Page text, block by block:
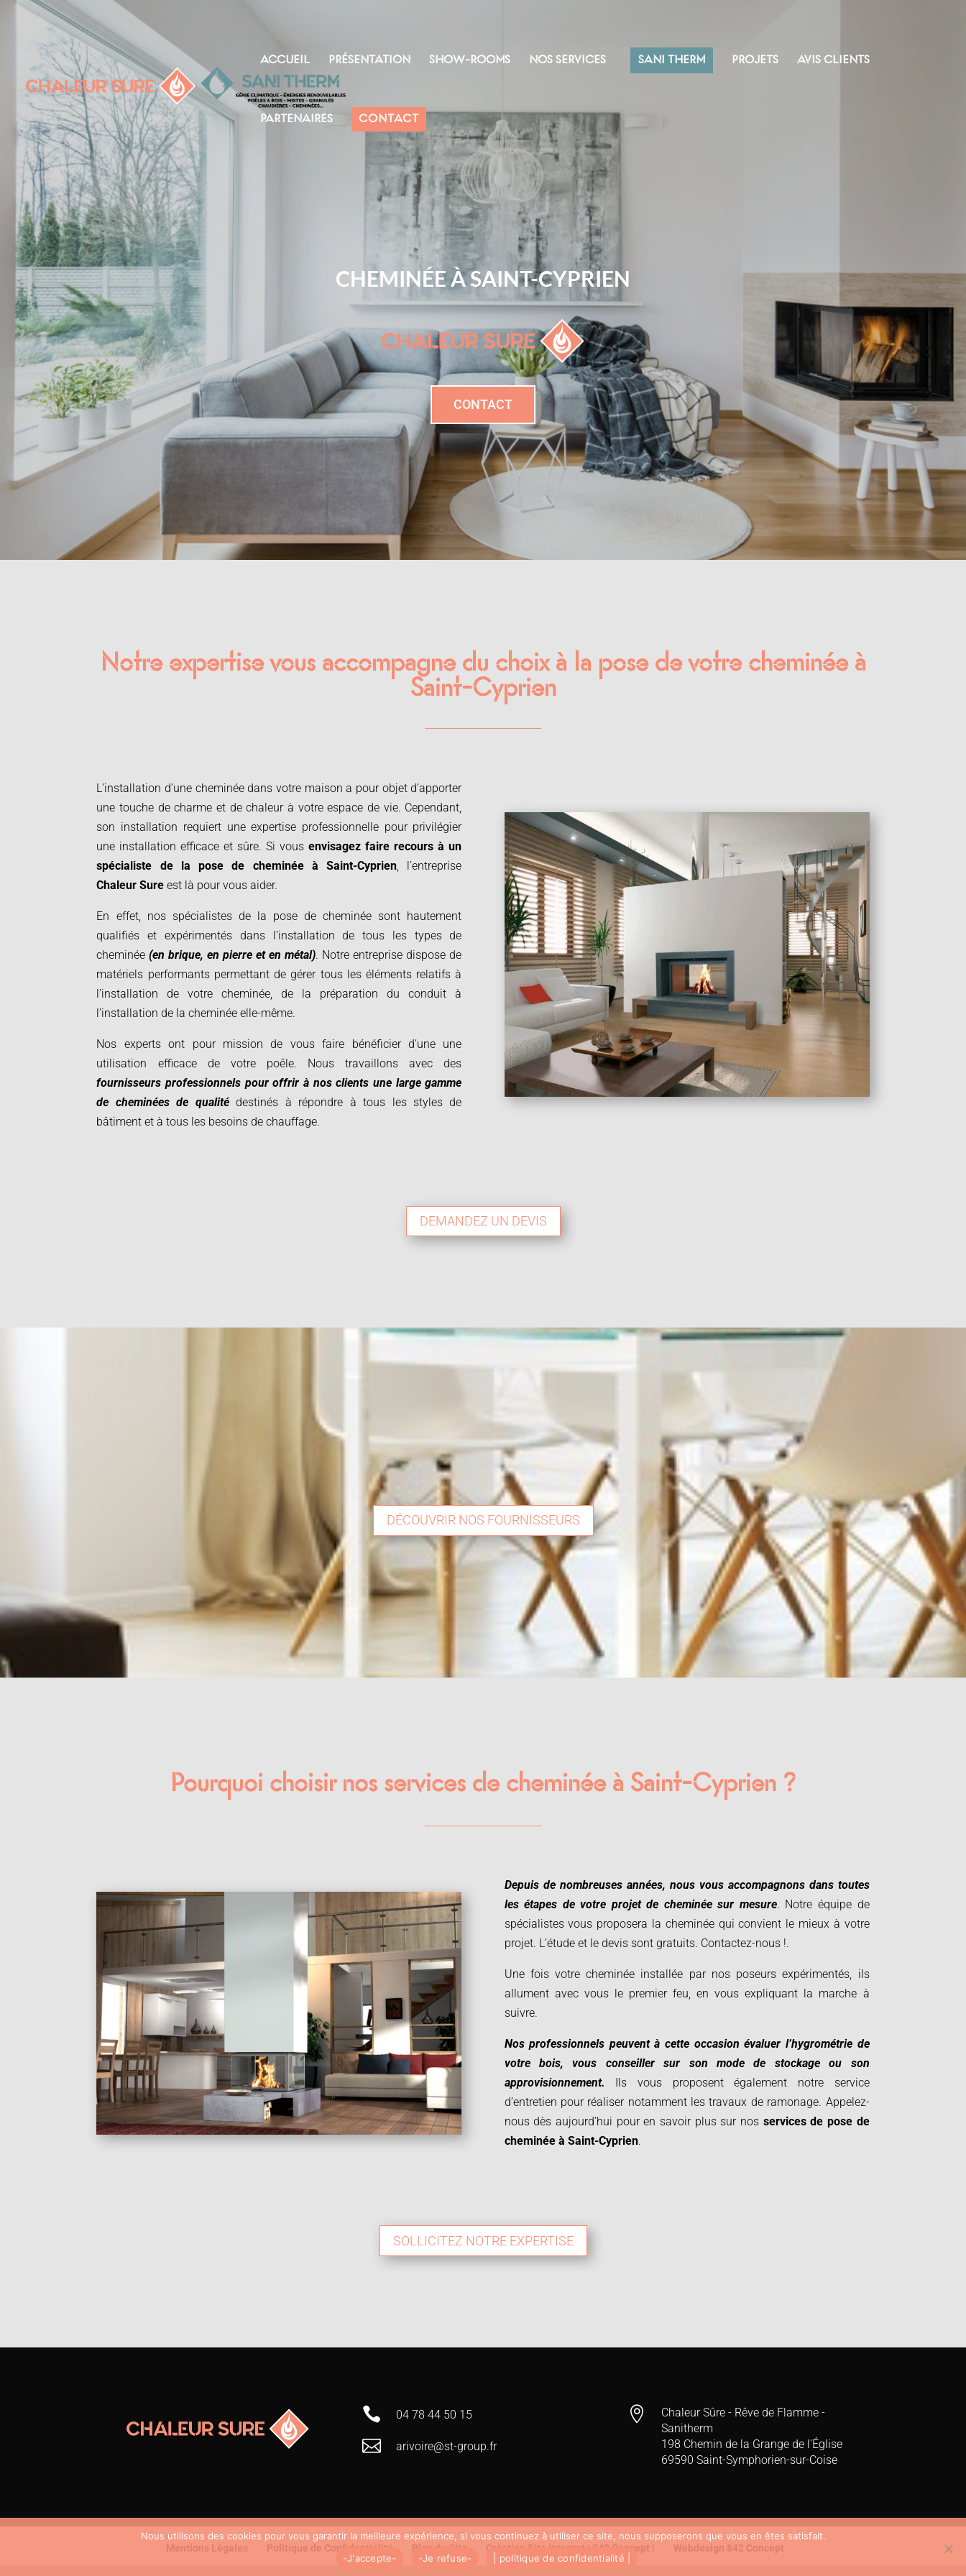
ACCUEIL PRÉSENTATION SHOW-ROOMS NOS SERVICES SANI THERM PROJETS AVIS CLIENTS
PARTENAIRES CONTACT
CHEMINÉE À SAINT-CYPRIEN
CONTACT
Notre expertise vous accompagne du choix à la pose de votre cheminée à
Saint-Cyprien
L’installation d’une cheminée dans votre maison a pour objet d’apporter
une touche de charme et de chaleur à votre espace de vie. Cependant,
son installation requiert une expertise professionnelle pour privilégier
une installation efficace et sûre. Si vousenvisagez faire recours à un
spécialiste de la
pose de cheminée à Saint-Cyprien , l’entreprise
Chaleur Sure est là pour vous aider.
En effet, nos spécialistes de la pose de cheminée sont hautement
qualifiés et expérimentés dans l’installation de tous les types de
cheminée(en brique, en pierre et en métal). Notre entreprise dispose de
matériels performants permettant de gérer tous les éléments relatifs à
l’installation de votre cheminée, de la préparation du conduit à
l’installation de la cheminée elle-même.
Nos experts ont pour mission de vous faire bénéficier d’une une
utilisation efficace de votre poêle. Nous travaillons avec des
fournisseurs professionnels pour offrir à nos clients une large gamme
de cheminées de qualitédestinés à répondre à tous les styles de
bâtiment et à tous les besoins de chauffage.
DEMANDEZ UN DEVIS
DÉCOUVRIR NOS FOURNISSEURS
Pourquoi choisir nos services de cheminée à Saint-Cyprien ?
Depuis de nombreuses années, nous vous accompagnons dans toutes
les étapes de votre projet de cheminée sur mesure. Notre équipe de
spécialistes vous proposera la cheminée qui convient le mieux à votre
projet. L’étude et le devis sont gratuits. Contactez-nous!.
Une fois votre cheminée installée par nos poseurs expérimentés, ils
allument avec vous le premier feu, en vous expliquant la marche à
suivre.
Nos professionnels peuvent à cette occasion évaluer l’hygrométrie de
votre bois, vous conseiller sur son mode de stockage ou son
approvisionnement. Ils vous proposent également notre service
d’entretien pour réaliser notamment les travaux de ramonage. Appelez-
nous dès aujourd’hui pour en savoir plus sur nos services de pose de
cheminée à Saint-Cyprien.
SOLLICITEZ NOTRE EXPERTISE
 04 78 44 50 15
 arivoire@st-group.fr

Chaleur Sûre - Rêve de Flamme -
Sanitherm
198 Chemin de la Grange de l'Église
69590 Saint-Symphorien-sur-Coise
Mentions Légales Politique de Confidentialité Plan du Site Création Site Internet | 842 Concept | Webdesign 842 Concept
Nous utilisons des cookies pour vous garantir la meilleure expérience, si vous continuez à utiliser ce site, nous supposerons que vous en êtes satisfait.
-J'accepte-
-Je refuse- | politique de confidentialité |